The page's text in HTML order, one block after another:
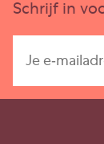
Schrijf in